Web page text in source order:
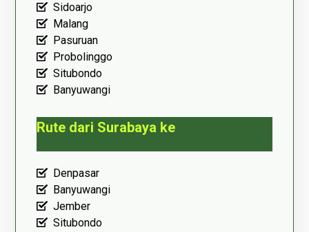
Sidoarjo
Malang
Pasuruan
Probolinggo
Situbondo
Banyuwangi
Rute dari Surabaya ke
Denpasar
Banyuwangi
Jember
Situbondo